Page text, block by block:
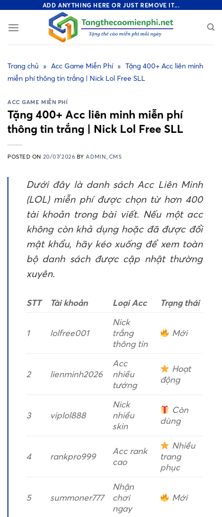
content
ADD ANYTHING HERE OR JUST REMOVE IT...
Trang chủ » Acc Game Miễn Phí » Tặng 400+ Acc liên minh
miễn phí thông tin trắng | Nick Lol Free SLL
ACC GAME MIỄN PHÍ
Tặng 400+ Acc liên minh miễn phí
thông tin trắng | Nick Lol Free SLL
POSTED ON 20/07/2026 BYADMIN_CMS
Dưới đây là danh sách Acc Liên Minh
(LOL) miễn phí được chọn từ hơn 400
tài khoản trong bài viết. Nếu một acc
không còn khả dụng hoặc đã được đổi
mật khẩu, hãy kéo xuống để xem toàn
bộ danh sách được cập nhật thường
xuyên.
STT Tài khoản Loại Acc Trạng thái
1 lolfree001
Nick
trắng
thông tin
Mới
2 lienminh2026
Acc
nhiều
tướng
Hoạt
động
3 viplol888
Nick
nhiều
skin
Còn
dùng
4 rankpro999
Acc rank
cao
Nhiều
trang
phục
5 summoner777
Nhận
chơi
ngay
Mới